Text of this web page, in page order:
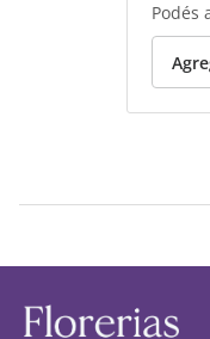
Podés